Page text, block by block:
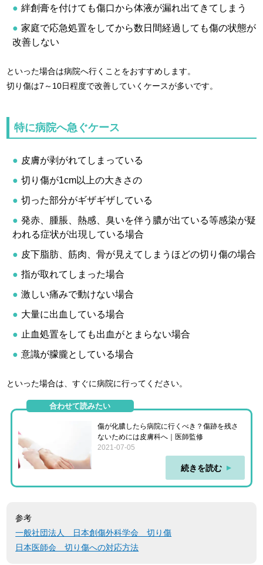
絆創膏を付けても傷口から体液が漏れ出てきてしまう
家庭で応急処置をしてから数日間経過しても傷の状態が
改善しない
といった場合は病院へ行くことをおすすめします。
切り傷は7～10日程度で改善していくケースが多いです。
特に病院へ急ぐケース
皮膚が剥がれてしまっている
切り傷が1cm以上の大きさの
切った部分がギザギザしている
発赤、腫脹、熱感、臭いを伴う膿が出ている等感染が疑
われる症状が出現している場合
皮下脂肪、筋肉、骨が見えてしまうほどの切り傷の場合
指が取れてしまった場合
激しい痛みで動けない場合
大量に出血している場合
止血処置をしても出血がとまらない場合
意識が朦朧としている場合
といった場合は、すぐに病院に行ってください。
合わせて読みたい
傷が化膿したら病院に行くべき？傷跡を残さ
ないためには皮膚科へ｜医師監修
2021-07-05
続きを読む
参考
一般社団法人 日本創傷外科学会 切り傷
日本医師会 切り傷への対応方法